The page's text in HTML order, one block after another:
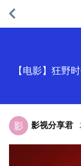
【电影】狂野
影 影视分享君